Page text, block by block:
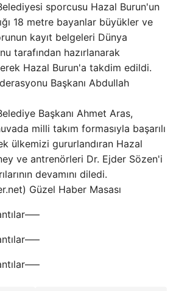
sporcusu Hazal Burun'un
18 metre bayanlar büyükler ve
kayıt belgeleri Dünya
tarafından hazırlanarak
Hazal Burun'a takdim edildi.
Başkanı Abdullah
Başkanı Ahmet Aras,
milli takım formasıyla başarılı
ülkemizi gururlandıran Hazal
ve antrenörleri Dr. Ejder Sözen'i
devamını diledi.
Güzel Haber Masası